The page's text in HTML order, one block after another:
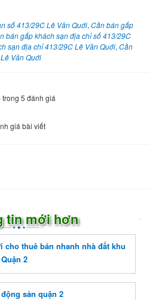
số 413/29C Lê Văn Quới, Cần bán gấp
bán gấp khách sạn địa chỉ số 413/29C
sạn địa chỉ 413/29C Lê Văn Quới, Cần
Văn Quới
5 đánh giá
giá bài viết
tin mới hơn
cho thuê bán nhanh nhà đất khu
2
sản quận 2